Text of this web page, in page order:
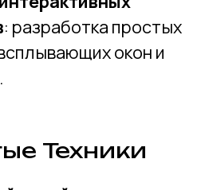
: размещение
настройка
каждом этапе: